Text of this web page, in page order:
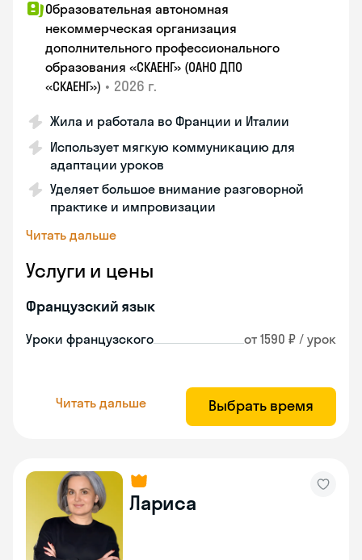
Образовательная автономная
некоммерческая организация
дополнительного профессионального
образования «СКАЕНГ» (ОАНО ДПО
«СКАЕНГ») • 2026 г.
Жила и работала во Франции и Италии
Использует мягкую коммуникацию для
адаптации уроков
Уделяет большое внимание разговорной
практике и импровизации
Читать дальше
Услуги и цены
Французский язык
Уроки французского от 1590 ₽ / урок
Читать дальше Выбрать время
Лариса